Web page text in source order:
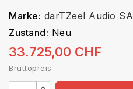
Marke: darTZeel Audio SA
Zustand: Neu
33.725,00 CHF
Bruttopreis